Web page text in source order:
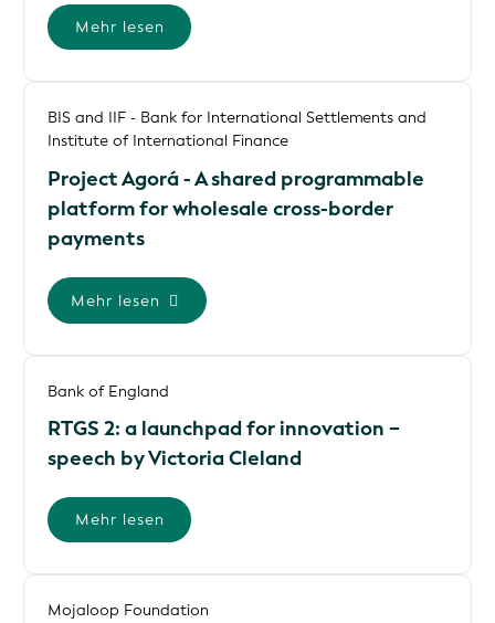
Mehr lesen
BIS and IIF - Bank for International Settlements and
Institute of International Finance
Project Agorá - A shared programmable
platform for wholesale cross-border
payments
Mehr lesen
Bank of England
RTGS 2: a launchpad for innovation −
speech by Victoria Cleland
Mehr lesen
Mojaloop Foundation